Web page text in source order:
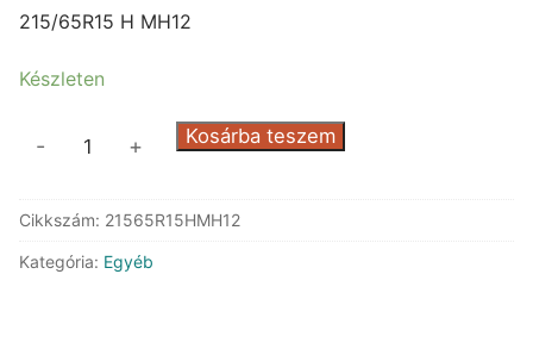
was:
215/65R15 H MH12
Készleten
Marshal
- + Kosárba teszem
Cikkszám: 21565R15HMH12
Kategória: Egyéb